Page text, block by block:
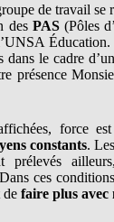
de travail se
des PAS(Pôles
le cadre d’un
présence
force
constants.
prélevés
ces
de faire plus avec